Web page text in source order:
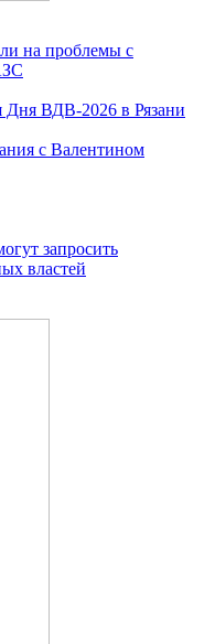
на проблемы с
Дня ВДВ-2026 в Рязани
с Валентином
запросить
властей